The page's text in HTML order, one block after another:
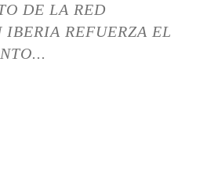
DE LA RED
IBERIA REFUERZA EL